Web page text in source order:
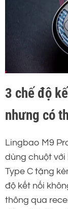
3 chế độ
nhưng có
Lingbao M9
dùng chuột với
Type C tặng
độ kết nối
thông qua